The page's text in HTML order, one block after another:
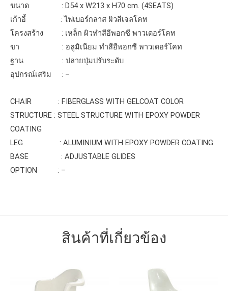
ขนาด : D54 x W213 x H70 cm. (4SEATS)
เก้าอี้ : ไฟเบอร์กลาส ผิวสีเจลโคท
โครงสร้าง : เหล็ก ผิวทำสีอีพอกซี พาวเดอร์โคท
ขา : อลูมิเนียม ทำสีอีพอกซี พาวเดอร์โคท
ฐาน : ปลายปุ่มปรับระดับ
อุปกรณ์เสริม : –
CHAIR : FIBERGLASS WITH GELCOAT COLOR
STRUCTURE : STEEL STRUCTURE WITH EPOXY POWDER
COATING
LEG : ALUMINIUM WITH EPOXY POWDER COATING
BASE : ADJUSTABLE GLIDES
OPTION : –
สินค้าที่เกี่ยวข้อง